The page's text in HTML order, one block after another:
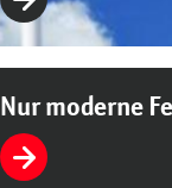
Nur moderne